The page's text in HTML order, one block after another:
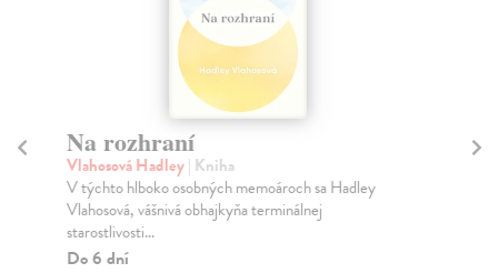
Na rozhraní
Vlahosová Hadley| Kniha
V týchto hlboko osobných memoároch sa Hadley
Vlahosová, vášnivá obhajkyňa terminálnej
starostlivosti...
Do 6 dní